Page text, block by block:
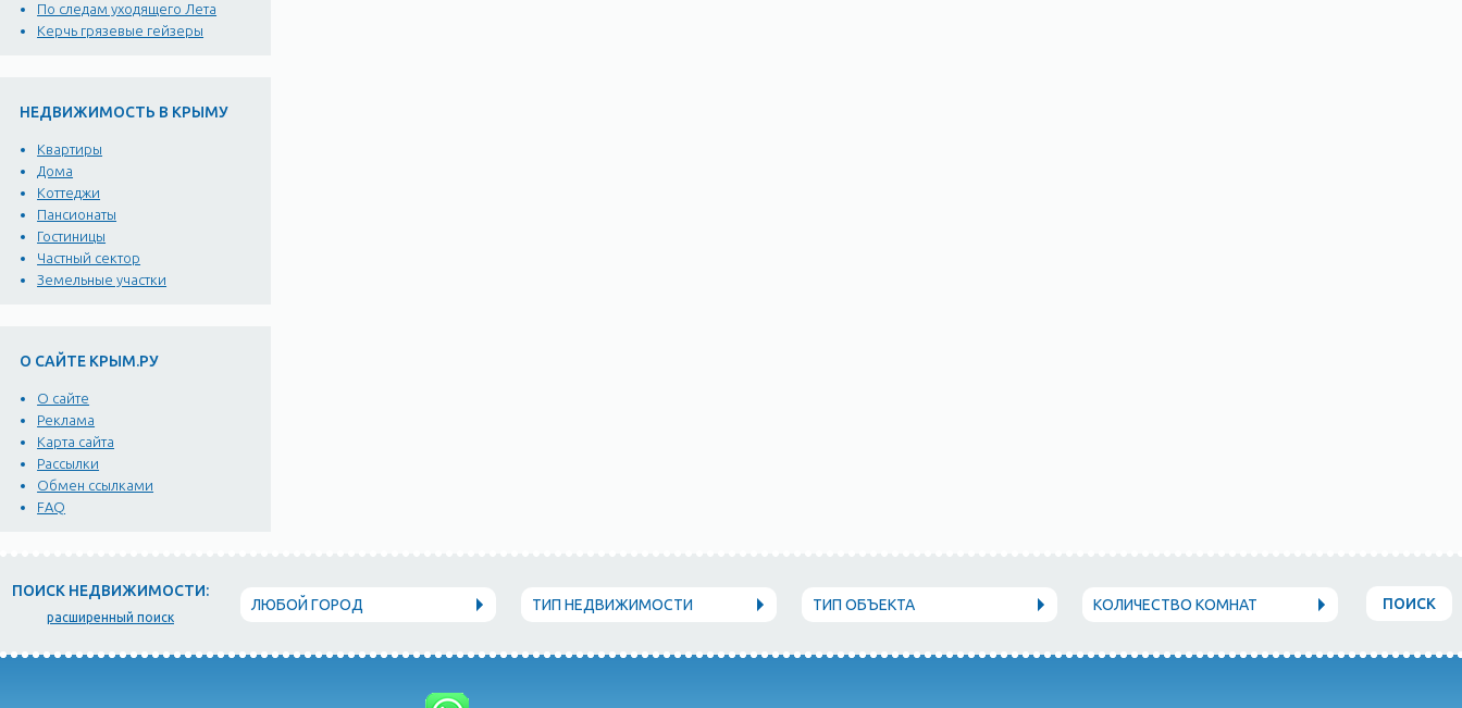
По следам уходящего Лета
Керчь грязевые гейзеры
НЕДВИЖИМОСТЬ В КРЫМУ
Квартиры
Дома
Коттеджи
Пансионаты
Гостиницы
Частный сектор
Земельные участки
О САЙТЕ КРЫМ.РУ
О сайте
Реклама
Карта сайта
Рассылки
Обмен ссылками
FAQ
ПОИСК НЕДВИЖИМОСТИ:
расширенный поиск
ЛЮБОЙ ГОРОД ТИП НЕДВИЖИМОСТИ ТИП ОБЪЕКТА КОЛИЧЕСТВО КОМНАТ ПОИСК